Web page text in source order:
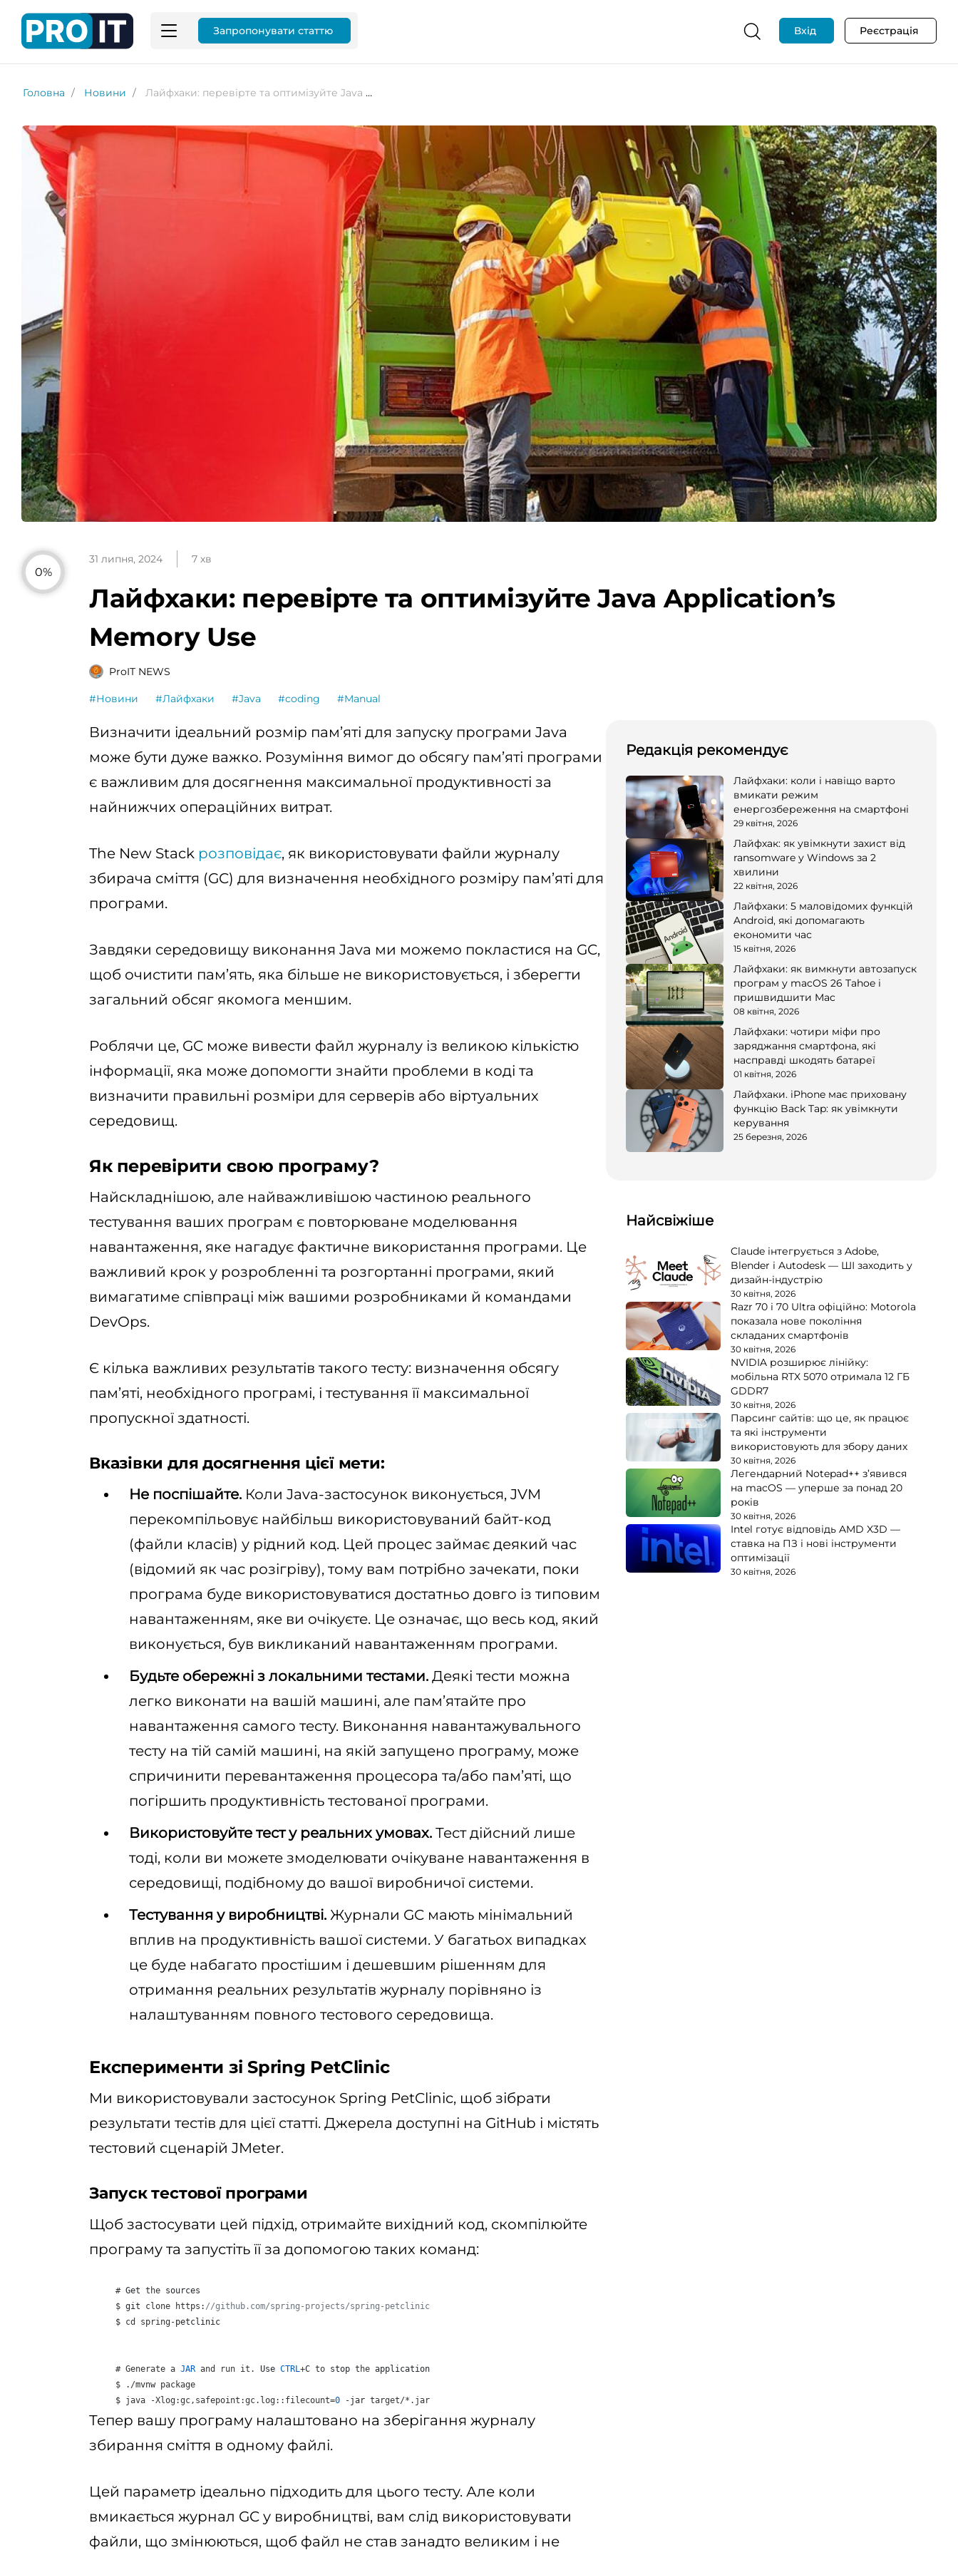
Запропонувати статтю Вхід Реєстрація
Головна Новини Лайфхаки: перевірте та оптимізуйте Java Application’s Memory Use
0%
31 липня, 2024 7 хв
Лайфхаки: перевірте та оптимізуйте Java Application’s
Memory Use
ProIT NEWS
#Новини #Лайфхаки #Java #coding #Manual
Визначити ідеальний розмір пам’яті для запуску програми Java
може бути дуже важко. Розуміння вимог до обсягу пам’яті програми
є важливим для досягнення максимальної продуктивності за
найнижчих операційних витрат.
The New Stack розповідає, як використовувати файли журналу
збирача сміття (GC) для визначення необхідного розміру пам’яті для
програми.
Завдяки середовищу виконання Java ми можемо покластися на GC,
щоб очистити пам’ять, яка більше не використовується, і зберегти
загальний обсяг якомога меншим.
Роблячи це, GC може вивести файл журналу із великою кількістю
інформації, яка може допомогти знайти проблеми в коді та
визначити правильні розміри для серверів або віртуальних
середовищ.
Як перевірити свою програму?
Найскладнішою, але найважливішою частиною реального
тестування ваших програм є повторюване моделювання
навантаження, яке нагадує фактичне використання програми. Це
важливий крок у розробленні та розгортанні програми, який
вимагатиме співпраці між вашими розробниками й командами
DevOps.
Є кілька важливих результатів такого тесту: визначення обсягу
пам’яті, необхідного програмі, і тестування її максимальної
пропускної здатності.
Вказівки для досягнення цієї мети:
Не поспішайте. Коли Java-застосунок виконується, JVM
перекомпільовує найбільш використовуваний байт-код
(файли класів) у рідний код. Цей процес займає деякий час
(відомий як час розігріву), тому вам потрібно зачекати, поки
програма буде використовуватися достатньо довго із типовим
навантаженням, яке ви очікуєте. Це означає, що весь код, який
виконується, був викликаний навантаженням програми.
Будьте обережні з локальними тестами. Деякі тести можна
легко виконати на вашій машині, але пам’ятайте про
навантаження самого тесту. Виконання навантажувального
тесту на тій самій машині, на якій запущено програму, може
спричинити перевантаження процесора та/або пам’яті, що
погіршить продуктивність тестованої програми.
Використовуйте тест у реальних умовах. Тест дійсний лише
тоді, коли ви можете змоделювати очікуване навантаження в
середовищі, подібному до вашої виробничої системи.
Тестування у виробництві. Журнали GC мають мінімальний
вплив на продуктивність вашої системи. У багатьох випадках
це буде набагато простішим і дешевшим рішенням для
отримання реальних результатів журналу порівняно із
налаштуванням повного тестового середовища.
Експерименти зі Spring PetClinic
Ми використовували застосунок Spring PetClinic, щоб зібрати
результати тестів для цієї статті. Джерела доступні на GitHub і містять
тестовий сценарій JMeter.
Запуск тестової програми
Щоб застосувати цей підхід, отримайте вихідний код, скомпілюйте
програму та запустіть її за допомогою таких команд:
# Get the sources
$ git clone https : //github.com/spring-projects/spring-petclinic
$ cd spring -petclinic
# Generate a JAR and run it . Use CTRL+C to stop the application
$ ./mvnw package
$ java -Xlog :gc, safepoint :gc. log :: filecount=0 -jar target/*. jar
Тепер вашу програму налаштовано на зберігання журналу
збирання сміття в одному файлі.
Цей параметр ідеально підходить для цього тесту. Але коли
вмикається журнал GC у виробництві, вам слід використовувати
файли, що змінюються, щоб файл не став занадто великим і не
Редакція рекомендує
Лайфхаки: коли і навіщо варто
вмикати режим
енергозбереження на смартфоні
29 квітня, 2026
Лайфхак: як увімкнути захист від
ransomware у Windows за 2
хвилини
22 квітня, 2026
Лайфхаки: 5 маловідомих функцій
Android, які допомагають
економити час
15 квітня, 2026
Лайфхаки: як вимкнути автозапуск
програм у macOS 26 Tahoe і
пришвидшити Mac
08 квітня, 2026
Лайфхаки: чотири міфи про
заряджання смартфона, які
насправді шкодять батареї
01 квітня, 2026
Лайфхаки. iPhone має приховану
функцію Back Tap: як увімкнути
керування
25 березня, 2026
Найсвіжіше
Claude інтегрується з Adobe,
Blender і Autodesk — ШІ заходить у
дизайн-індустрію
30 квітня, 2026
Razr 70 і 70 Ultra офіційно: Motorola
показала нове покоління
складаних смартфонів
30 квітня, 2026
NVIDIA розширює лінійку:
мобільна RTX 5070 отримала 12 ГБ
GDDR7
30 квітня, 2026
Парсинг сайтів: що це, як працює
та які інструменти
використовують для збору даних
30 квітня, 2026
Легендарний Notepad++ з’явився
на macOS — уперше за понад 20
років
30 квітня, 2026
Intel готує відповідь AMD X3D —
ставка на ПЗ і нові інструменти
оптимізації
30 квітня, 2026